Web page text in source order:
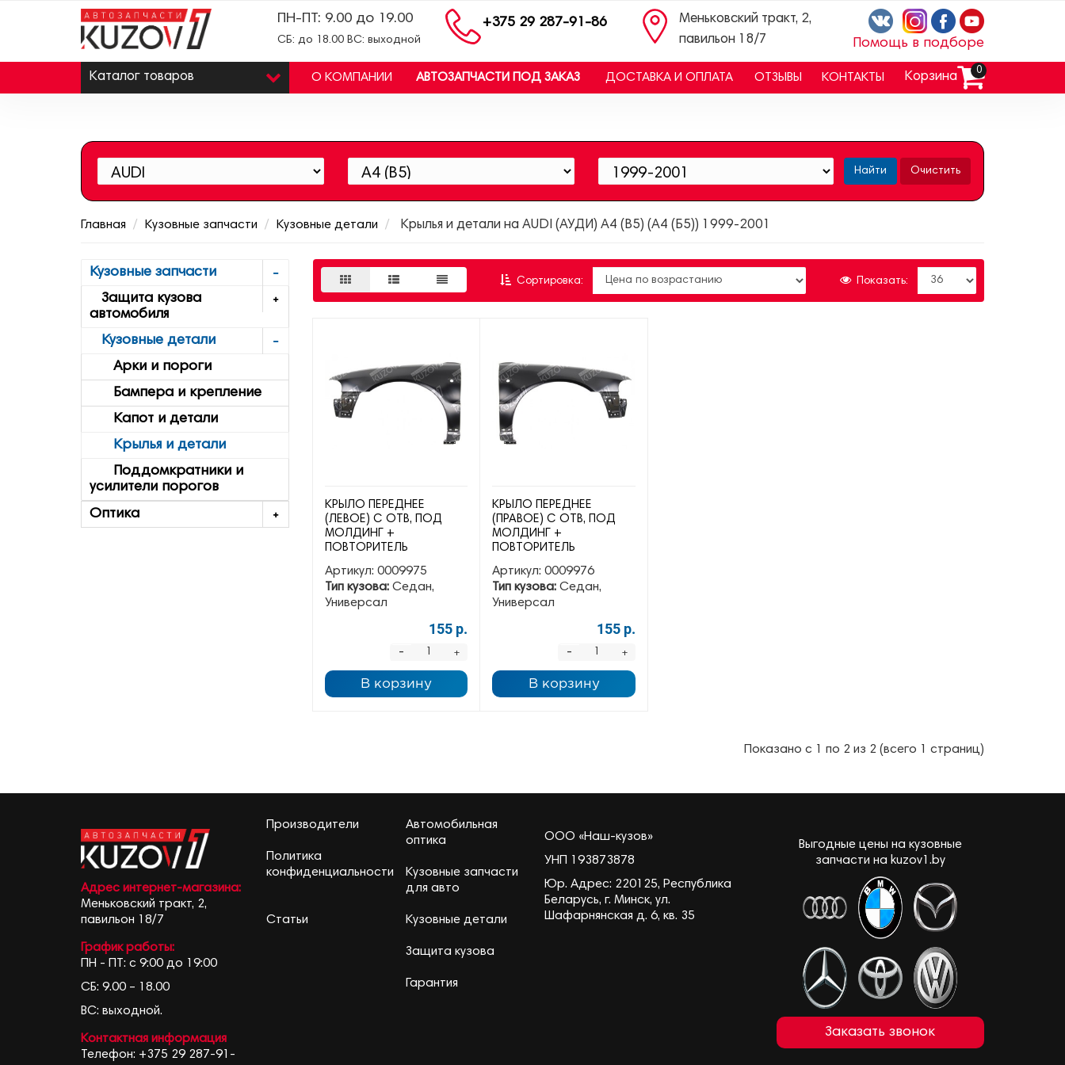
Помощь в подборе
Меньковский тракт, 2,
павильон 18/7
+375 29 287-91-86
ПН-ПТ: 9.00 до 19.00
СБ: до 18.00 ВС: выходной
Каталог товаров О КОМПАНИИ АВТОЗАПЧАСТИ ПОД ЗАКАЗ ДОСТАВКА И ОПЛАТА ОТЗЫВЫ КОНТАКТЫ Корзина 0
Найти Очистить
Главная Кузовные запчасти Кузовные детали Крылья и детали на AUDI (АУДИ) A4 (B5) (А4 (Б5)) 1999-2001
Кузовные запчасти
Защита кузова
автомобиля
Кузовные детали
Арки и пороги
Бампера и крепление
Капот и детали
Крылья и детали
Поддомкратники и
усилители порогов
Оптика
Сортировка: Показать:
КРЫЛО ПЕРЕДНЕЕ
(ЛЕВОЕ) С ОТВ, ПОД
МОЛДИНГ +
ПОВТОРИТЕЛЬ
Артикул: 0009975
Тип кузова:Седан,
Универсал
155 р.
+
-
В корзину
КРЫЛО ПЕРЕДНЕЕ
(ПРАВОЕ) С ОТВ, ПОД
МОЛДИНГ +
ПОВТОРИТЕЛЬ
Артикул: 0009976
Тип кузова: Седан,
Универсал
155 р.
+
-
В корзину
Показано с 1 по 2 из 2 (всего 1 страниц)
Адрес интернет-магазина:
Меньковский тракт, 2,
павильон 18/7
График работы:
ПН - ПТ: с 9:00 до 19:00
СБ: 9.00 – 18.00
ВС: выходной.
Контактная информация
Телефон: +375 29 287-91-
Производители
Политика
конфиденциальности
Статьи
Автомобильная
оптика
Кузовные запчасти
для авто
Кузовные детали
Защита кузова
Гарантия
ООО «Наш-кузов»
УНП 193873878
Юр. Адрес: 220125, Республика
Беларусь, г. Минск, ул.
Шафарнянская д. 6, кв. 35
Выгодные цены на кузовные
запчасти на kuzov1.by
Заказать звонок